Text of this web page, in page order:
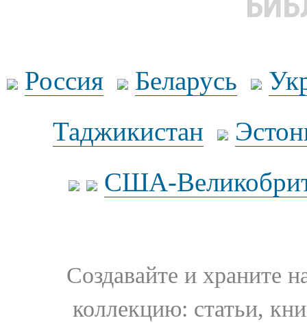
Россия Беларусь
Таджикистан
США-
Создавайте и храните
коллекцию: статьи,